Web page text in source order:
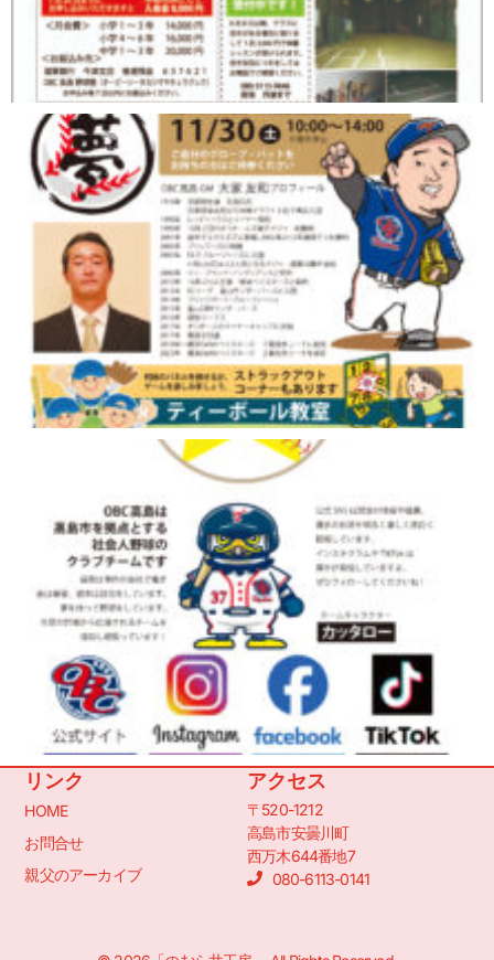
リンク
HOME
お問合せ
親父のアーカイブ
アクセス
〒520-1212
高島市安曇川町
西万木644番地7
080-6113-0141